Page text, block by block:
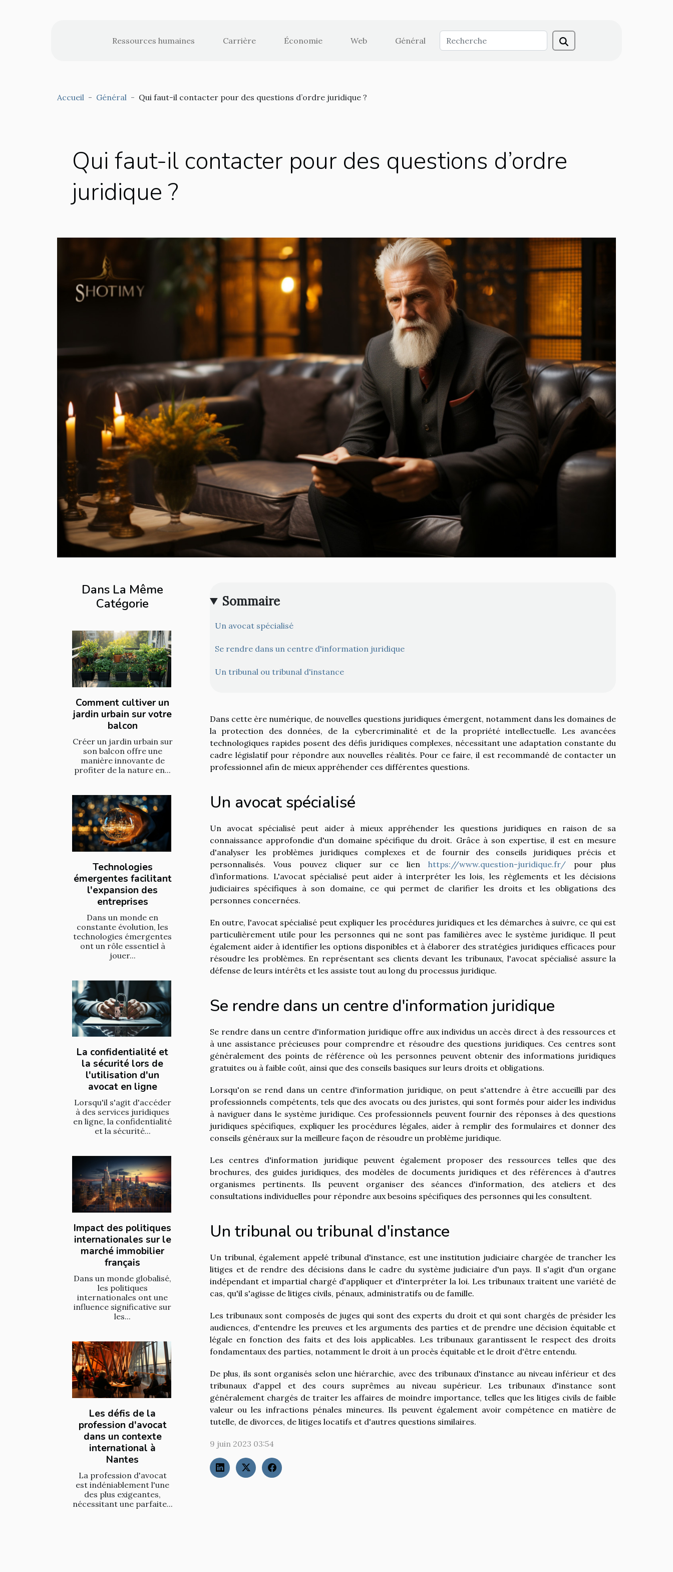
Ressources humaines Carrière Économie Web Général
Accueil Général Qui faut-il contacter pour des questions d’ordre juridique ?
Qui faut-il contacter pour des questions d’ordre
juridique ?
Dans La Même
Catégorie
Comment cultiver un
jardin urbain sur votre
balcon
Créer un jardin urbain sur
son balcon offre une
manière innovante de
profiter de la nature en...
Technologies
émergentes facilitant
l'expansion des
entreprises
Dans un monde en
constante évolution, les
technologies émergentes
ont un rôle essentiel à
jouer...
La confidentialité et
la sécurité lors de
l'utilisation d'un
avocat en ligne
Lorsqu'il s'agit d'accéder
à des services juridiques
en ligne, la confidentialité
et la sécurité...
Impact des politiques
internationales sur le
marché immobilier
français
Dans un monde globalisé,
les politiques
internationales ont une
influence significative sur
les...
Les défis de la
profession d'avocat
dans un contexte
international à
Nantes
La profession d'avocat
est indéniablement l'une
des plus exigeantes,
nécessitant une parfaite...
Sommaire
Un avocat spécialisé
Se rendre dans un centre d'information juridique
Un tribunal ou tribunal d'instance
Dans cette ère numérique, de nouvelles questions juridiques émergent, notamment dans les domaines de
la protection des données, de la cybercriminalité et de la propriété intellectuelle. Les avancées
technologiques rapides posent des défis juridiques complexes, nécessitant une adaptation constante du
cadre législatif pour répondre aux nouvelles réalités. Pour ce faire, il est recommandé de contacter un
professionnel afin de mieux appréhender ces différentes questions.
Un avocat spécialisé
Un avocat spécialisé peut aider à mieux appréhender les questions juridiques en raison de sa
connaissance approfondie d'un domaine spécifique du droit. Grâce à son expertise, il est en mesure
d'analyser les problèmes juridiques complexes et de fournir des conseils juridiques précis et
personnalisés. Vous pouvez cliquer sur ce lienhttps://www.question-juridique.fr/ pour plus
d’informations. L'avocat spécialisé peut aider à interpréter les lois, les règlements et les décisions
judiciaires spécifiques à son domaine, ce qui permet de clarifier les droits et les obligations des
personnes concernées.
En outre, l'avocat spécialisé peut expliquer les procédures juridiques et les démarches à suivre, ce qui est
particulièrement utile pour les personnes qui ne sont pas familières avec le système juridique. Il peut
également aider à identifier les options disponibles et à élaborer des stratégies juridiques efficaces pour
résoudre les problèmes. En représentant ses clients devant les tribunaux, l'avocat spécialisé assure la
défense de leurs intérêts et les assiste tout au long du processus juridique.
Se rendre dans un centre d'information juridique
Se rendre dans un centre d'information juridique offre aux individus un accès direct à des ressources et
à une assistance précieuses pour comprendre et résoudre des questions juridiques. Ces centres sont
généralement des points de référence où les personnes peuvent obtenir des informations juridiques
gratuites ou à faible coût, ainsi que des conseils basiques sur leurs droits et obligations.
Lorsqu'on se rend dans un centre d'information juridique, on peut s'attendre à être accueilli par des
professionnels compétents, tels que des avocats ou des juristes, qui sont formés pour aider les individus
à naviguer dans le système juridique. Ces professionnels peuvent fournir des réponses à des questions
juridiques spécifiques, expliquer les procédures légales, aider à remplir des formulaires et donner des
conseils généraux sur la meilleure façon de résoudre un problème juridique.
Les centres d'information juridique peuvent également proposer des ressources telles que des
brochures, des guides juridiques, des modèles de documents juridiques et des références à d'autres
organismes pertinents. Ils peuvent organiser des séances d'information, des ateliers et des
consultations individuelles pour répondre aux besoins spécifiques des personnes qui les consultent.
Un tribunal ou tribunal d'instance
Un tribunal, également appelé tribunal d'instance, est une institution judiciaire chargée de trancher les
litiges et de rendre des décisions dans le cadre du système judiciaire d'un pays. Il s'agit d'un organe
indépendant et impartial chargé d'appliquer et d'interpréter la loi. Les tribunaux traitent une variété de
cas, qu'il s'agisse de litiges civils, pénaux, administratifs ou de famille.
Les tribunaux sont composés de juges qui sont des experts du droit et qui sont chargés de présider les
audiences, d'entendre les preuves et les arguments des parties et de prendre une décision équitable et
légale en fonction des faits et des lois applicables. Les tribunaux garantissent le respect des droits
fondamentaux des parties, notamment le droit à un procès équitable et le droit d'être entendu.
De plus, ils sont organisés selon une hiérarchie, avec des tribunaux d'instance au niveau inférieur et des
tribunaux d'appel et des cours suprêmes au niveau supérieur. Les tribunaux d'instance sont
généralement chargés de traiter les affaires de moindre importance, telles que les litiges civils de faible
valeur ou les infractions pénales mineures. Ils peuvent également avoir compétence en matière de
tutelle, de divorces, de litiges locatifs et d'autres questions similaires.
9 juin 2023 03:54